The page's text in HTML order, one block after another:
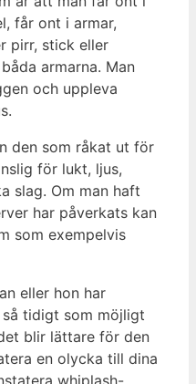
får ont i armar,
pirr, stick eller
armarna. Man
och uppleva
den som råkat ut för
för lukt, ljus,
slag. Om man haft
har påverkats kan
som exempelvis
eller hon har
tidigt som möjligt
blir lättare för den
en olycka till dina
whiplash-